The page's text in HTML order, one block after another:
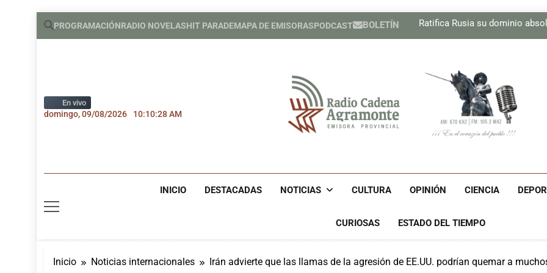
Saltar
PROGRAMACIÓNRADIO NOVELASHIT PARADEMAPA DE EMISORASPODCAST BOLETÍN
Ratifica Rusia su dominio
Regresa Carlos Acosta a un
Ratifica Rusia su dominio
Regresa Carlos Acosta a un
Recibe Díaz-Canel en el
En vivo
domingo, 09/08/2026 10:10:29 AM
Radio Cadena
INICIO DESTACADAS NOTICIAS CULTURA OPINIÓN CIENCIA
CURIOSAS ESTADO DEL TIEMPO
Inicio Noticias internacionales Irán advierte que las llamas de la agresión de EE.UU. podrían quemar a